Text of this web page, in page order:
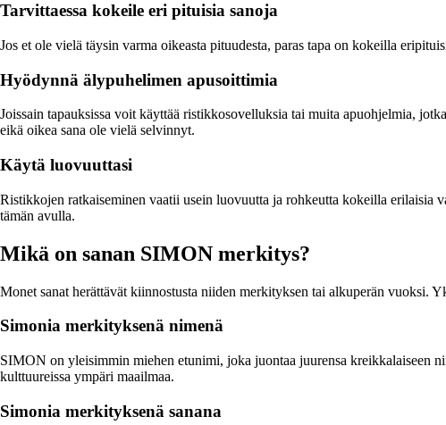
Tarvittaessa kokeile eri pituisia sanoja
Jos et ole vielä täysin varma oikeasta pituudesta, paras tapa on kokeilla
Hyödynnä älypuhelimen apusoittimia
Joissain tapauksissa voit käyttää ristikkosovelluksia tai muita apuohjelmia,
eikä oikea sana ole vielä selvinnyt.
Käytä luovuuttasi
Ristikkojen ratkaiseminen vaatii usein luovuutta ja rohkeutta kokeilla erilaisia
tämän avulla.
Mikä on sanan SIMON merkitys?
Monet sanat herättävät kiinnostusta niiden merkityksen tai alkuperän vuoksi.
Simonia merkityksenä nimenä
SIMON on yleisimmin miehen etunimi, joka juontaa juurensa kreikkalaiseen
kulttuureissa ympäri maailmaa.
Simonia merkityksenä sanana